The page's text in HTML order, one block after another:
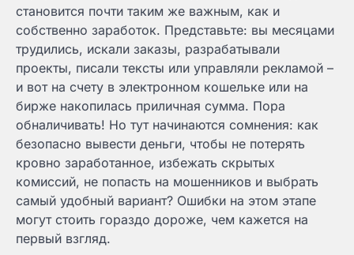
становится почти таким же важным, как и
собственно заработок. Представьте: вы месяцами
трудились, искали заказы, разрабатывали
проекты, писали тексты или управляли рекламой –
и вот на счету в электронном кошельке или на
бирже накопилась приличная сумма. Пора
обналичивать! Но тут начинаются сомнения: как
безопасно вывести деньги, чтобы не потерять
кровно заработанное, избежать скрытых
комиссий, не попасть на мошенников и выбрать
самый удобный вариант? Ошибки на этом этапе
могут стоить гораздо дороже, чем кажется на
первый взгляд.